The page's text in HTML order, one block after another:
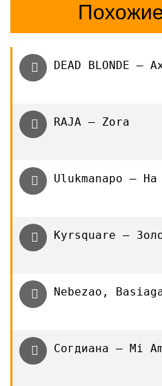
DEAD BLONDE —
RAJA — Zora
Ulukmanapo — На
Kyrsquare —
Nebezao,
Согдиана — Mi